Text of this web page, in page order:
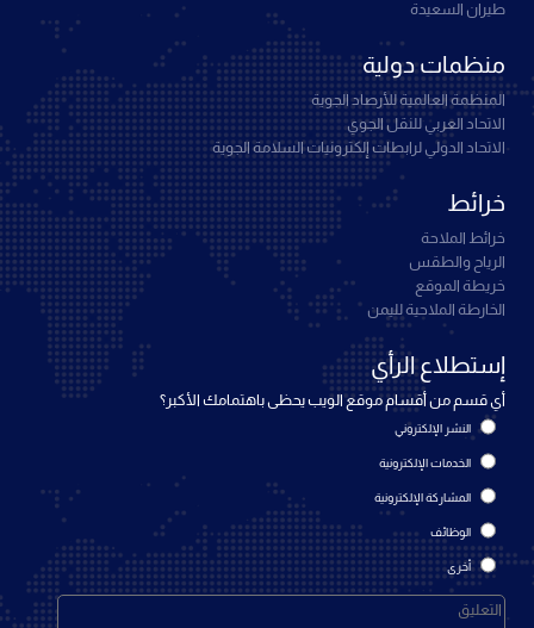
طيران السعيدة
منظمات دولية
المنظمة العالمية للأرصاد الجوية
الاتحاد العربي للنقل الجوي
الاتحاد الدولي لرابطات إلكترونيات السلامة الجوية
خرائط
خرائط الملاحة
الرياح والطقس
خريطة الموقع
الخارطة الملاحية لليمن
إستطلاع الرأي
أي قسم من أقسام موقع الويب يحظى باهتمامك الأكبر؟
النشر الإلكتروني
الخدمات الإلكترونية
المشاركة الإلكترونية
الوظائف
أخرى